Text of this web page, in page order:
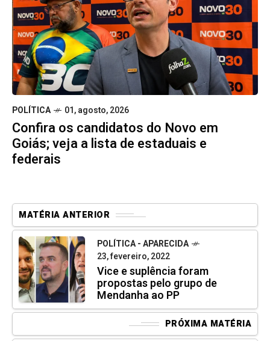
POLÍTICA 01, agosto, 2026
Confira os candidatos do Novo em
Goiás; veja a lista de estaduais e
federais
MATÉRIA ANTERIOR
POLÍTICA - APARECIDA
23, fevereiro, 2022
Vice e suplência foram
propostas pelo grupo de
Mendanha ao PP
PRÓXIMA MATÉRIA